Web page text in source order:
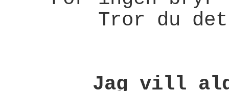
Tror du
Jag vill